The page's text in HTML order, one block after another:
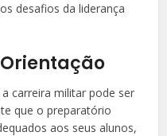
desafios da liderança
carreira militar pode ser
que o preparatório
aos seus alunos,